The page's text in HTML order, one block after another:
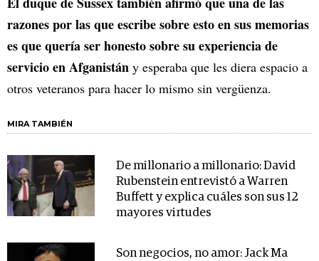
razones por las que escribe sobre esto en sus memorias
es que quería ser honesto sobre su experiencia de
servicio en Afganistán y esperaba que les diera espacio a
otros veteranos para hacer lo mismo sin vergüenza.
MIRA TAMBIÉN
De millonario a millonario: David
Rubenstein entrevistó a Warren
Buffett y explica cuáles son sus 12
mayores virtudes
Son negocios, no amor: Jack Ma